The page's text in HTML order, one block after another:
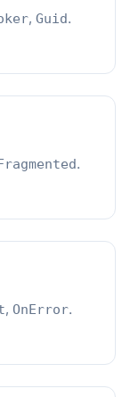
, Guid.
.
, OnError.